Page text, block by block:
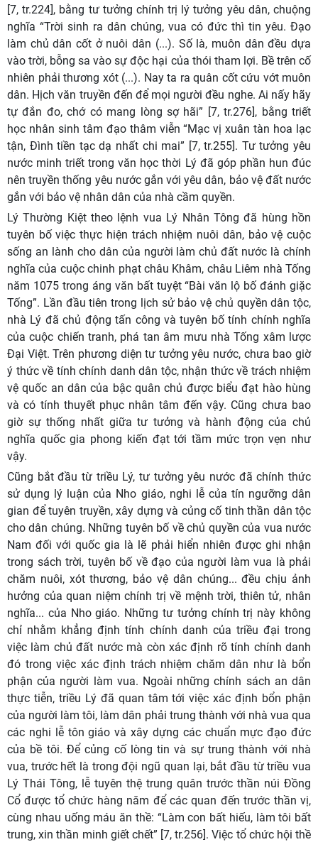
[7, tr.224], bằng tư tưởng chính trị lý tưởng yêu dân, chuộng
nghĩa “Trời sinh ra dân chúng, vua có đức thì tin yêu. Đạo
làm chủ dân cốt ở nuôi dân (...). Số là, muôn dân đều dựa
vào trời, bỗng sa vào sự độc hại của thói tham lợi. Bề trên cố
nhiên phải thương xót (...). Nay ta ra quân cốt cứu vớt muôn
dân. Hịch văn truyền đến để mọi người đều nghe. Ai nấy hãy
tự đắn đo, chớ có mang lòng sợ hãi” [7, tr.276], bằng triết
học nhân sinh tâm đạo thâm viễn “Mạc vị xuân tàn hoa lạc
tận, Đình tiền tạc dạ nhất chi mai” [7, tr.255]. Tư tưởng yêu
nước minh triết trong văn học thời Lý đã góp phần hun đúc
nên truyền thống yêu nước gắn với yêu dân, bảo vệ đất nước
gắn với bảo vệ nhân dân của nhà cầm quyền.
Lý Thường Kiệt theo lệnh vua Lý Nhân Tông đã hùng hồn
tuyên bố việc thực hiện trách nhiệm nuôi dân, bảo vệ cuộc
sống an lành cho dân của người làm chủ đất nước là chính
nghĩa của cuộc chinh phạt châu Khâm, châu Liêm nhà Tống
năm 1075 trong áng văn bất tuyệt “Bài văn lộ bố đánh giặc
Tống”. Lần đầu tiên trong lịch sử bảo vệ chủ quyền dân tộc,
nhà Lý đã chủ động tấn công và tuyên bố tính chính nghĩa
của cuộc chiến tranh, phá tan âm mưu nhà Tống xâm lược
Đại Việt. Trên phương diện tư tưởng yêu nước, chưa bao giờ
ý thức về tính chính danh dân tộc, nhận thức về trách nhiệm
vệ quốc an dân của bậc quân chủ được biểu đạt hào hùng
và có tính thuyết phục nhân tâm đến vậy. Cũng chưa bao
giờ sự thống nhất giữa tư tưởng và hành động của chủ
nghĩa quốc gia phong kiến đạt tới tầm mức trọn vẹn như
vậy.
Cũng bắt đầu từ triều Lý, tư tưởng yêu nước đã chính thức
sử dụng lý luận của Nho giáo, nghi lễ của tín ngưỡng dân
gian để tuyên truyền, xây dựng và củng cố tinh thần dân tộc
cho dân chúng. Những tuyên bố về chủ quyền của vua nước
Nam đối với quốc gia là lẽ phải hiển nhiên được ghi nhận
trong sách trời, tuyên bố về đạo của người làm vua là phải
chăm nuôi, xót thương, bảo vệ dân chúng... đều chịu ảnh
hưởng của quan niệm chính trị về mệnh trời, thiên tử, nhân
nghĩa... của Nho giáo. Những tư tưởng chính trị này không
chỉ nhằm khẳng định tính chính danh của triều đại trong
việc làm chủ đất nước mà còn xác định rõ tính chính danh
đó trong việc xác định trách nhiệm chăm dân như là bổn
phận của người làm vua. Ngoài những chính sách an dân
thực tiễn, triều Lý đã quan tâm tới việc xác định bổn phận
của người làm tôi, làm dân phải trung thành với nhà vua qua
các nghi lễ tôn giáo và xây dựng các chuẩn mực đạo đức
của bề tôi. Để củng cố lòng tin và sự trung thành với nhà
vua, trước hết là trong đội ngũ quan lại, bắt đầu từ triều vua
Lý Thái Tông, lễ tuyên thệ trung quân trước thần núi Đồng
Cổ được tổ chức hàng năm để các quan đến trước thần vị,
cùng nhau uống máu ăn thề: “Làm con bất hiếu, làm tôi bất
trung, xin thần minh giết chết” [7, tr.256]. Việc tổ chức hội thề